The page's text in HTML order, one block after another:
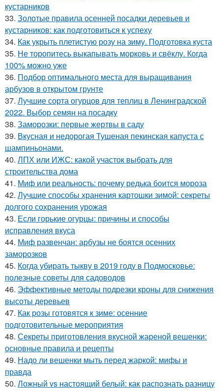
кустарников
33. Золотые правила осенней посадки деревьев и
кустарников: как подготовиться к успеху
34. Как укрыть плетистую розу на зиму. Подготовка куста
35. Не торопитесь выкапывать морковь и свёклу. Когда
100% можно уже
36. Подбор оптимального места для выращивания
арбузов в открытом грунте
37. Лучшие сорта огурцов для теплиц в Ленинградской
2022. Выбор семян на посадку
38. Заморозки: первые жертвы в саду
39. Вкусная и недорогая Тушеная пекинская капуста с
шампиньонами.
40. ЛПХ или ИЖС: какой участок выбрать для
строительства дома
41. Миф или реальность: почему редька боится мороза
42. Лучшие способы хранения картошки зимой: секреты
долгого сохранения урожая
43. Если горькие огурцы: причины и способы
исправления вкуса
44. Миф развенчан: арбузы не боятся осенних
заморозков
45. Когда убирать тыкву в 2019 году в Подмосковье:
полезные советы для садоводов
46. Эффективные методы подрезки кроны для снижения
высоты деревьев
47. Как розы готовятся к зиме: осенние
подготовительные мероприятия
48. Секреты приготовления вкусной жареной вешенки:
основные правила и рецепты
49. Надо ли вешенки мыть перед жаркой: мифы и
правда
50. Ложный vs настоящий белый: как распознать разницу